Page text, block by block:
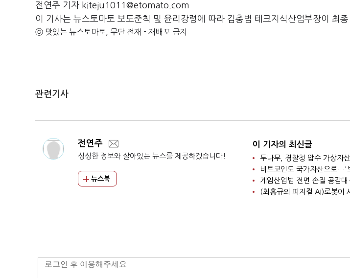
전연주 기자 kiteju1011@etomato.com
이 기사는 뉴스토마토 보도준칙 및 윤리강령에 따라 김충범 테크지식산업부장이 최종
ⓒ 맛있는 뉴스토마토, 무단 전재 - 재배포 금지
관련기사
전연주
싱싱한 정보와 살아있는 뉴스를 제공하겠습니다!
뉴스북
이 기자의 최신글
비트코인도 국가자산으로…'